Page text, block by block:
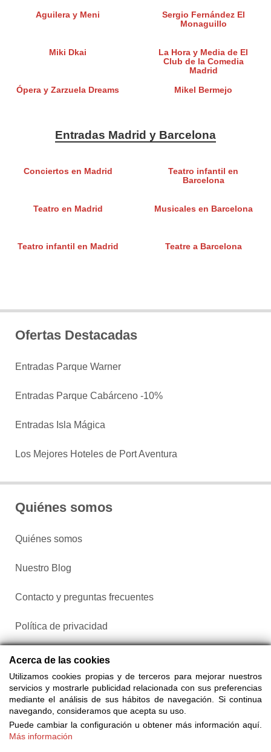
Aguilera y Meni
Sergio Fernández El
Monaguillo
Miki Dkai
La Hora y Media de El
Club de la Comedia
Madrid
Ópera y Zarzuela Dreams Mikel Bermejo
Entradas Madrid y Barcelona
Conciertos en Madrid
Teatro infantil en
Barcelona
Teatro en Madrid Musicales en Barcelona
Teatro infantil en Madrid Teatre a Barcelona
Ofertas Destacadas
Entradas Parque Warner
Entradas Parque Cabárceno -10%
Entradas Isla Mágica
Los Mejores Hoteles de Port Aventura
Quiénes somos
Quiénes somos
Nuestro Blog
Contacto y preguntas frecuentes
Política de privacidad
Configurar cookies
Acerca de las cookies
Utilizamos cookies propias y de terceros para mejorar nuestros
servicios y mostrarle publicidad relacionada con sus preferencias
mediante el análisis de sus hábitos de navegación. Si continua
navegando, consideramos que acepta su uso.
Puede cambiar la configuración u obtener más información aquí.
Más información